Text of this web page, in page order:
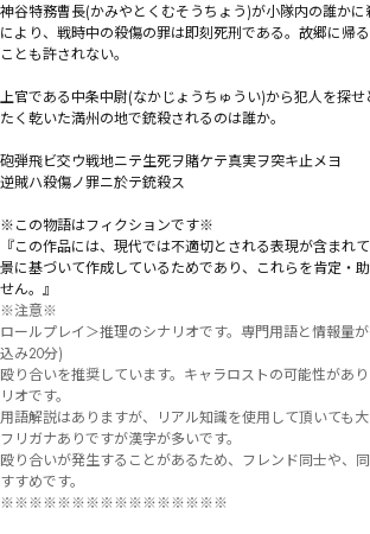
神谷特務曹長(かみやとくむそうちょう)が小隊内の誰か
により、戦時中の殺傷の罪は即刻死刑である。故郷に帰
ことも許されない。
上官である中条中尉(なかじょうちゅうい)から犯人を探
たく乾いた満州の地で銃殺されるのは誰か。
砲弾飛ビ交ウ戦地ニテ生死ヲ賭ケテ真実ヲ突キ止メヨ
逆賊ハ殺傷ノ罪ニ於テ銃殺ス
※この物語はフィクションです※
『この作品には、現代では不適切とされる表現が含まれ
景に基づいて作成しているためであり、これらを肯定・
せん。』
※注意※
ロールプレイ＞推理のシナリオです。専門用語と情報量
込み20分)
殴り合いを推奨しています。キャラロストの可能性があ
リオです。
用語解説はありますが、リアル知識を使用して頂いても大
フリガナありですが漢字が多いです。
殴り合いが発生することがあるため、フレンド同士や、
すすめです。
※※※※※※※※※※※※※※※※